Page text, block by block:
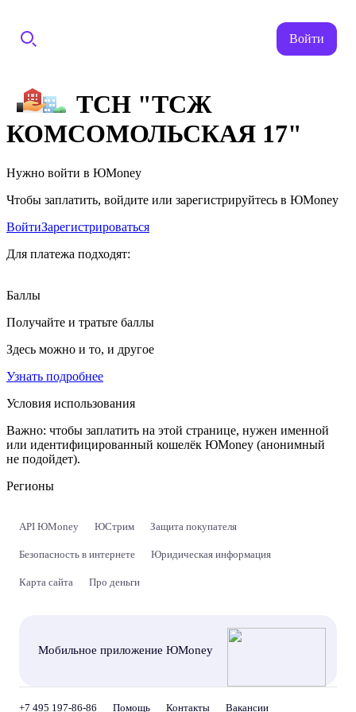
Войти
ТСН "ТСЖ
КОМСОМОЛЬСКАЯ 17"
Нужно войти в ЮMoney
Чтобы заплатить, войдите или зарегистрируйтесь в ЮMoney
ВойтиЗарегистрироваться
Для платежа подходят:
Баллы
Получайте и тратьте баллы
Здесь можно и то, и другое
Узнать подробнее
Условия использования
Важно: чтобы заплатить на этой странице, нужен именной
или идентифицированный кошелёк ЮMoney (анонимный
не подойдет).
Регионы
API ЮMoney ЮСтрим Защита покупателя
Безопасность в интернете Юридическая информация
Карта сайта Про деньги
Мобильное приложение ЮMoney
+7 495 197-86-86 Помощь Контакты Вакансии